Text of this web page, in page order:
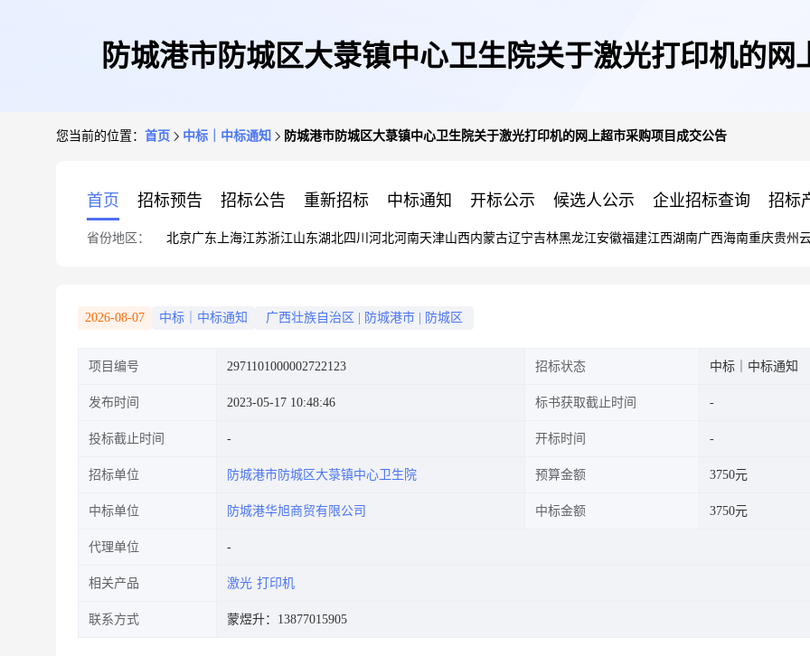
防城港市防城区大菉镇中心卫生院关于激光打印机的
您当前的位置： 首页 中标｜中标通知 防城港市防城区大菉镇中心卫生院关于激光打印机的网上超市采购项目成交公告
首页 招标预告 招标公告 重新招标 中标通知 开标公示 候选人公示 企业招标查询 招标
省份地区： 北京广东 上海江苏浙江山东湖北四川 河北河南天津山西内蒙古辽宁吉林黑龙江安徽福建江西湖南广西海南重庆贵州
2026-08-07 中标｜中标通知 广西壮族自治区 防城港市 防城区
项目编号 2971101000002722123 招标状态 中标｜中标通知
发布时间 2023-05-17 10:48:46 标书获取截止时间
投标截止时间 开标时间
招标单位 防城港市防城区大菉镇中心卫生院 预算金额 3750元
中标单位 防城港华旭商贸有限公司 中标金额 3750元
代理单位
相关产品 激光 打印机
联系方式 蒙煜升：13877015905